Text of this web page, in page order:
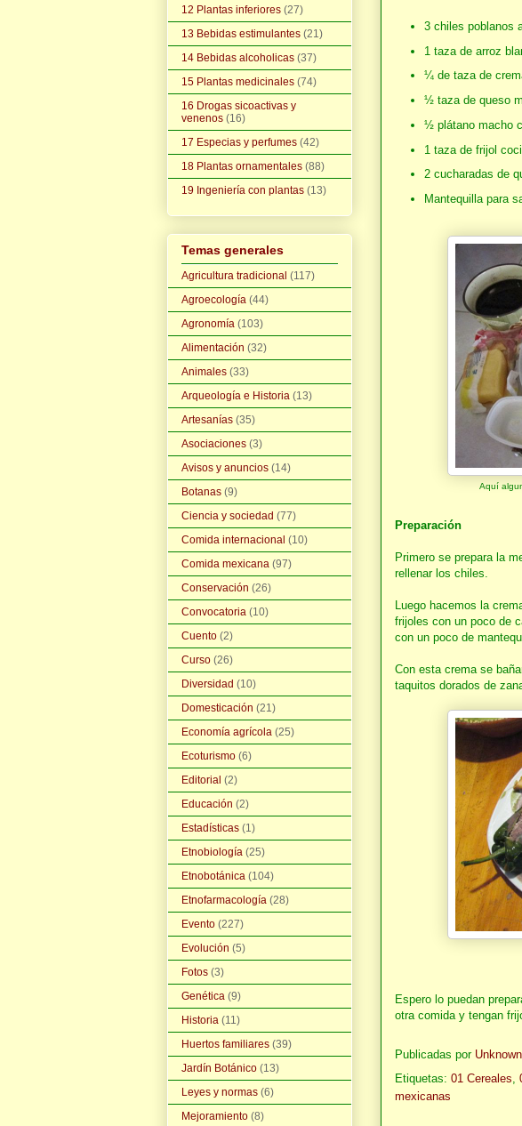
3 chiles poblanos
1 taza de arroz
¼ de taza de
½ taza de queso
½ plátano macho
1 taza de frijol
2 cucharadas de
Mantequilla para
Aquí
Preparación
Primero se prepara la
rellenar los chiles.
Luego hacemos la
frijoles con un poco de
con un poco de
Con esta crema se
taquitos dorados de
Espero lo puedan
otra comida y tengan
Publicadas por Unknown
Etiquetas: 01 Cereales,
mexicanas
12 Plantas inferiores (27)
13 Bebidas estimulantes (21)
14 Bebidas alcoholicas (37)
15 Plantas medicinales (74)
16 Drogas sicoactivas y
venenos (16)
17 Especias y perfumes (42)
18 Plantas ornamentales (88)
19 Ingeniería con plantas (13)
Temas generales
Agricultura tradicional (117)
Agroecología (44)
Agronomía (103)
Alimentación (32)
Animales (33)
Arqueología e Historia (13)
Artesanías (35)
Asociaciones (3)
Avisos y anuncios (14)
Botanas (9)
Ciencia y sociedad (77)
Comida internacional (10)
Comida mexicana (97)
Conservación (26)
Convocatoria (10)
Cuento (2)
Curso (26)
Diversidad (10)
Domesticación (21)
Economía agrícola (25)
Ecoturismo (6)
Editorial (2)
Educación (2)
Estadísticas (1)
Etnobiología (25)
Etnobotánica (104)
Etnofarmacología (28)
Evento (227)
Evolución (5)
Fotos (3)
Genética (9)
Historia (11)
Huertos familiares (39)
Jardín Botánico (13)
Leyes y normas (6)
Mejoramiento (8)